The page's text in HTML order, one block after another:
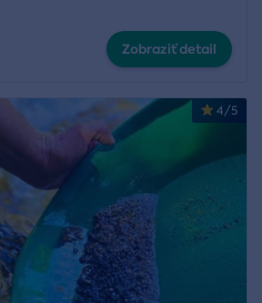
Zobraziť detail
4/5